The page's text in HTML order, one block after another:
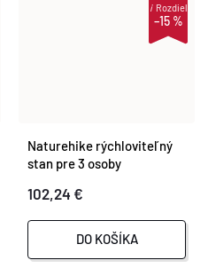
–15 %
iRozdiel
Naturehike rýchloviteľný
stan pre 3 osoby
102,24 €
DO KOŠÍKA